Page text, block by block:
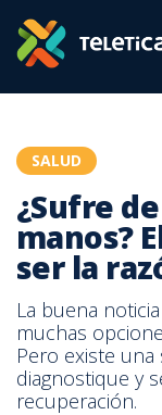
SALUD
¿Sufre
manos?
ser la
La buena
muchas
Pero existe
diagnostique y
recuperación.